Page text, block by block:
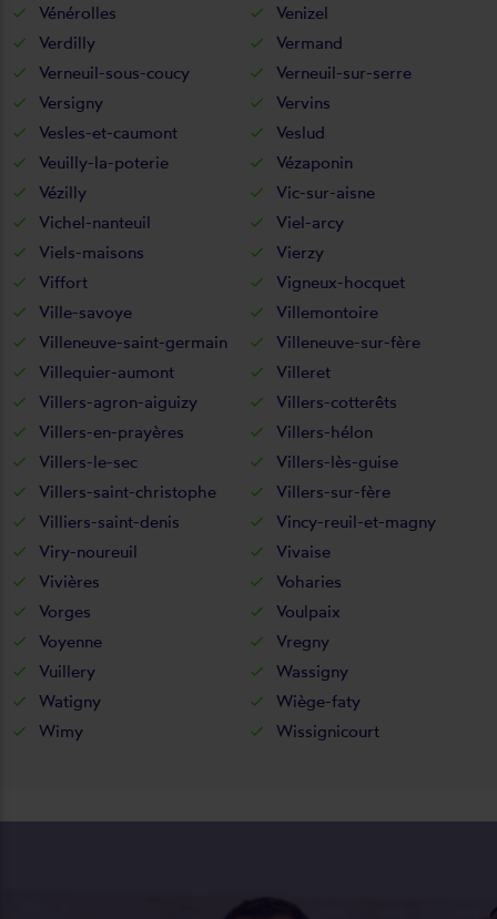
Vénérolles
Venizel
Verdilly
Vermand
Verneuil-sous-coucy
Verneuil-sur-serre
Versigny
Vervins
Vesles-et-caumont
Veslud
Veuilly-la-poterie
Vézaponin
Vézilly
Vic-sur-aisne
Vichel-nanteuil
Viel-arcy
Viels-maisons
Vierzy
Viffort
Vigneux-hocquet
Ville-savoye
Villemontoire
Villeneuve-saint-germain
Villeneuve-sur-fère
Villequier-aumont
Villeret
Villers-agron-aiguizy
Villers-cotterêts
Villers-en-prayères
Villers-hélon
Villers-le-sec
Villers-lès-guise
Villers-saint-christophe
Villers-sur-fère
Villiers-saint-denis
Vincy-reuil-et-magny
Viry-noureuil
Vivaise
Vivières
Voharies
Vorges
Voulpaix
Voyenne
Vregny
Vuillery
Wassigny
Watigny
Wiège-faty
Wimy
Wissignicourt